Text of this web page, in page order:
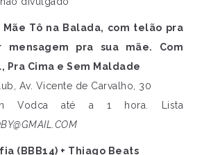
Mãe Tô na Balada, com telão pra
mensagem pra sua mãe. Com
Pra Cima e Sem Maldade
Av. Vicente de Carvalho, 30
Vodca até a 1 hora. Lista
(BBB14) + Thiago Beats